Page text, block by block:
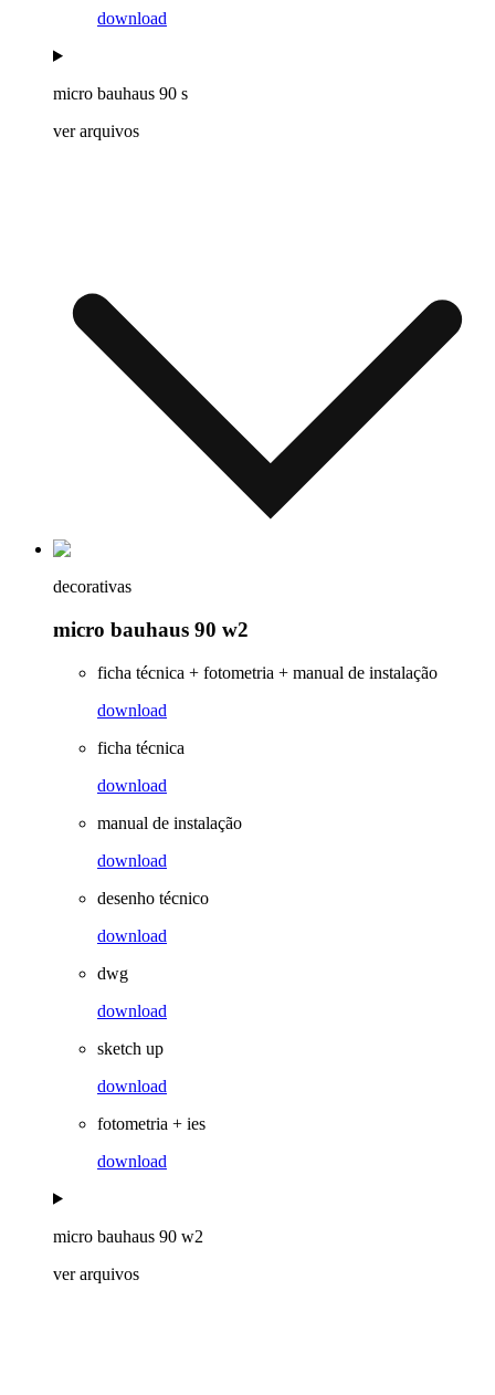
download
micro bauhaus 90 s
ver arquivos
decorativas
micro bauhaus 90 w2
ficha técnica + fotometria + manual de instalação
download
ficha técnica
download
manual de instalação
download
desenho técnico
download
dwg
download
sketch up
download
fotometria + ies
download
micro bauhaus 90 w2
ver arquivos